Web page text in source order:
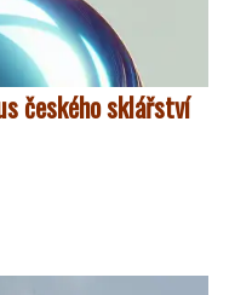
českého sklářství